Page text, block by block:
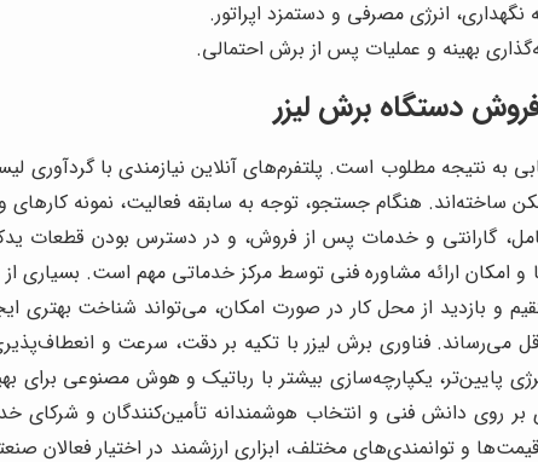
انرژی مصرفی و دستمزد اپراتور.
بهینه و عملیات پس از برش احتمالی.
دستگاه برش لیزر
نتیجه مطلوب است. پلتفرم‌های آنلاین نیازمندی با گردآوری
ساخته‌اند. هنگام جستجو، توجه به سابقه فعالیت، نمونه
گارانتی و خدمات پس از فروش، و در دسترس بودن قطعات
امکان ارائه مشاوره فنی توسط مرکز خدماتی مهم است. بسیاری
و بازدید از محل کار در صورت امکان، می‌تواند شناخت بهتری
می‌رساند. فناوری برش لیزر با تکیه بر دقت، سرعت و
پایین‌تر، یکپارچه‌سازی بیشتر با رباتیک و هوش مصنوعی برای
روی دانش فنی و انتخاب هوشمندانه تأمین‌کنندگان و شرکای
و توانمندی‌های مختلف، ابزاری ارزشمند در اختیار فعالان